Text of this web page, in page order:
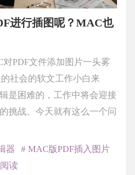
进行插图呢？MAC也
PDF文件添加图片一头雾
社会的软文工作小白来
是困难的，工作中将会迎接
挑战。今天就有这么一个问
器
# MAC版PDF插入图片
读